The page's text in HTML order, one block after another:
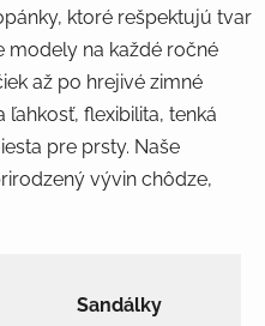
ktoré rešpektujú tvar
modely na každé ročné
až po hrejivé zimné
ľahkosť, flexibilita, tenká
pre prsty. Naše
vývin chôdze,
Sandálky